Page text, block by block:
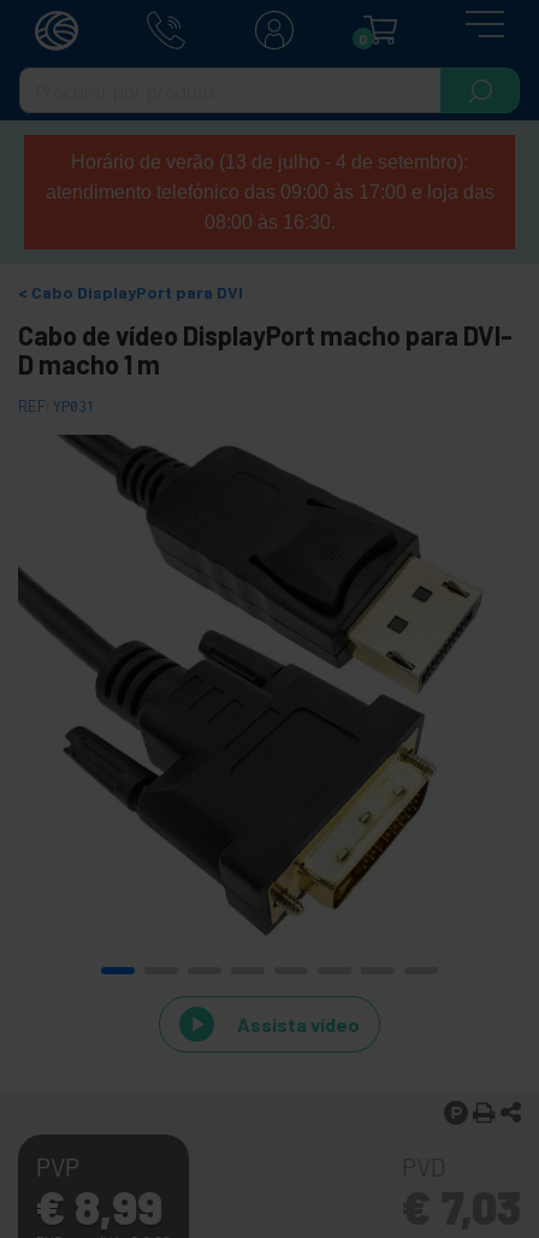
0
Horário de verão (13 de julho - 4 de setembro):
atendimento telefónico das 09:00 às 17:00 e loja das
08:00 às 16:30.
Cabo DisplayPort para DVI
Cabo de vídeo DisplayPort macho para DVI-
D macho 1 m
REF: YP031
Assista vídeo
PVP
€ 8,99